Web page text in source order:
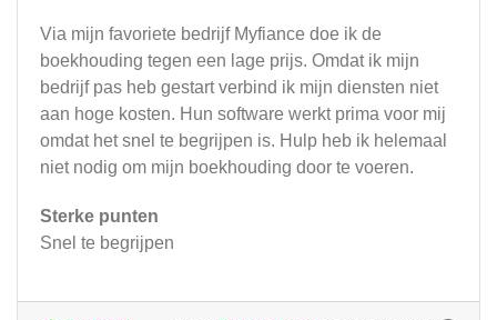
Via mijn favoriete bedrijf Myfiance doe ik de
boekhouding tegen een lage prijs. Omdat ik mijn
bedrijf pas heb gestart verbind ik mijn diensten niet
aan hoge kosten. Hun software werkt prima voor mij
omdat het snel te begrijpen is. Hulp heb ik helemaal
niet nodig om mijn boekhouding door te voeren.
Sterke punten
Snel te begrijpen